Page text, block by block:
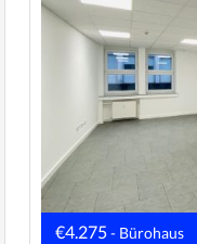
€4.275- Bürohaus